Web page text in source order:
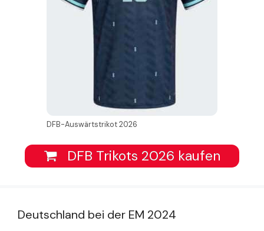
DFB-Auswärtstrikot 2026
DFB Trikots 2026 kaufen
Deutschland bei der EM 2024